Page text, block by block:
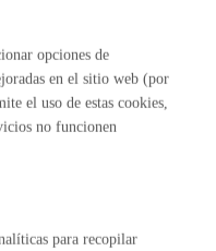
opciones de
en el sitio web (por
el uso de estas cookies,
no funcionen
para recopilar